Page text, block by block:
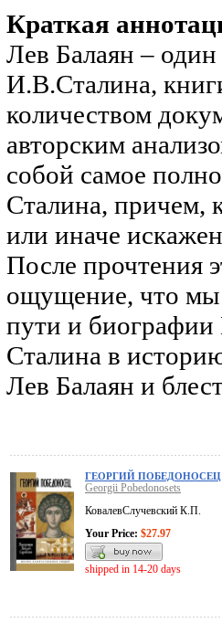
Краткая
Лев Балаян –
И.В.Сталина,
количеством
авторским
собой самое
Сталина, причем,
или иначе
После прочтения
ощущение, что мы
пути и
Сталина в
Лев Балаян и
ГЕОРГИЙ ПОБЕДОНОСЕЦ
Georgii Pobedonosets
КовалевСлучевский К.П.
Your Price: $27.97
shipped in 14-20 days